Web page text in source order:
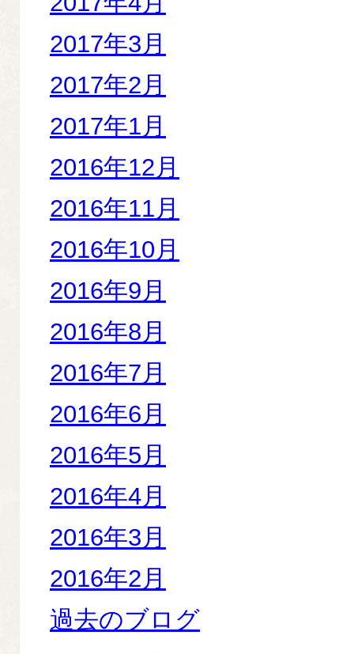
2017年3月
2017年2月
2017年1月
2016年12月
2016年11月
2016年10月
2016年9月
2016年8月
2016年7月
2016年6月
2016年5月
2016年4月
2016年3月
2016年2月
過去のブログ